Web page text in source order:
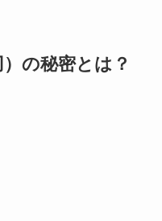
の秘密とは？